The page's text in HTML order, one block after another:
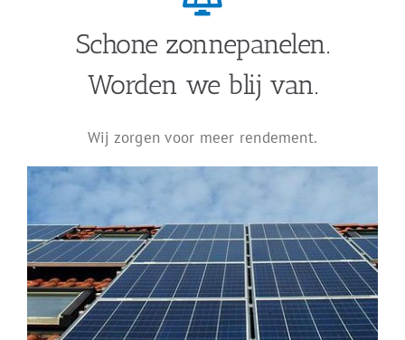
Schone zonnepanelen.
Worden we blij van.
Wij zorgen voor meer rendement.